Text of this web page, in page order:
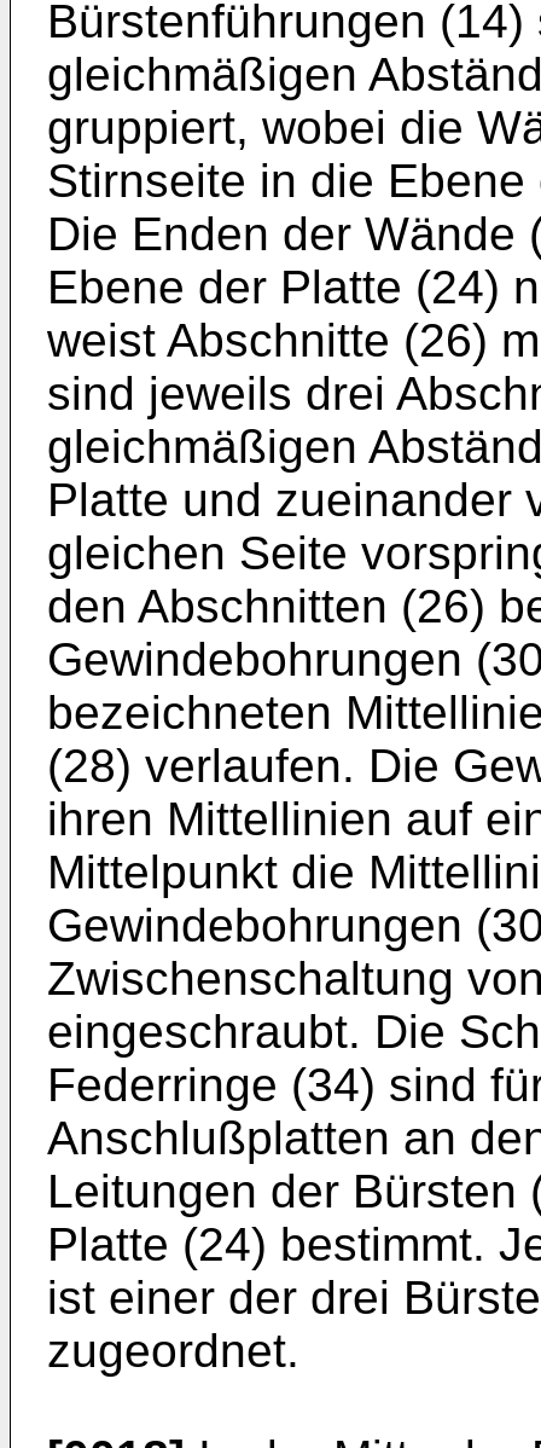
Bürstenführungen
gleichmäßigen
gruppiert, wobei die
Stirnseite in die
Die Enden der Wände
Ebene der Platte (24)
weist Abschnitte (26)
sind jeweils drei
gleichmäßigen
Platte und zueinander
gleichen Seite
den Abschnitten (26)
Gewindebohrungen
bezeichneten
(28) verlaufen. Die
ihren Mittellinien auf
Mittelpunkt die
Gewindebohrungen
Zwischenschaltung
eingeschraubt. Die
Federringe (34) sind
Anschlußplatten an
Leitungen der Bürsten
Platte (24) bestimmt.
ist einer der drei
zugeordnet.